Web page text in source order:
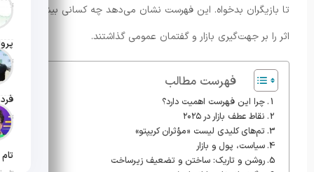
تاریخ
تاریخ
تاریخ
تا بازیگران بدخواه. این فهرست نشان می‌دهد چه کسانی بیشترین
اثر را بر جهت‌گیری بازار و گفتمان عمومی گذاشتند.
فهرست مطالب
چرا این فهرست اهمیت دارد؟
نقاط عطف بازار در ۲۰۲۵
تم‌های کلیدی لیست «مؤثران کریپتو»
سیاست، پول و بازار
روشن و تاریک: ساختن و تضعیف زیرساخت